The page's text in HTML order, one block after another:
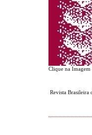
Clique na Imagem
Revista Brasileira